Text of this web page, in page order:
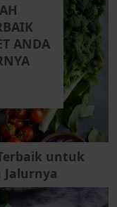
ANDA
untuk
Jalurnya